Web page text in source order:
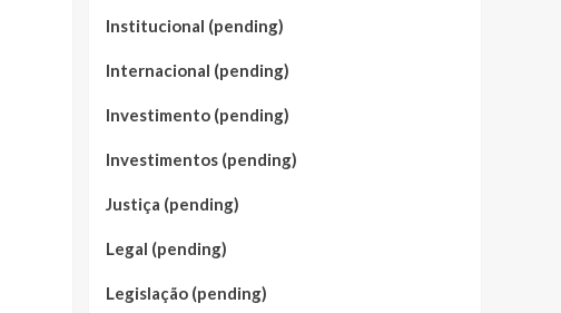
Institucional (pending)
Internacional (pending)
Investimento (pending)
Investimentos (pending)
Justiça (pending)
Legal (pending)
Legislação (pending)